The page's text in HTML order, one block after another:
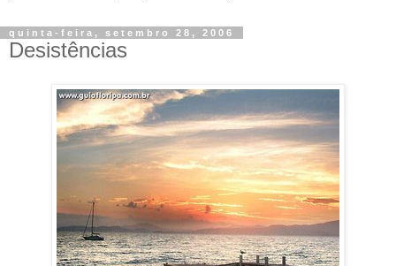
quinta-feira, setembro 28, 2006
Desistências